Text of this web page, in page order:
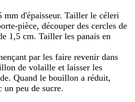
mm d'épaisseur. Tailler le céleri
pièce, découper des cercles de
1,5 cm. Tailler les panais en
par les faire revenir dans
de volaille et laisser les
Quand le bouillon a réduit,
un peu de sucre.